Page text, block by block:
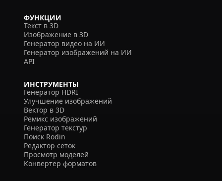
ФУНКЦИИ
Текст в 3D
Изображение в 3D
Генератор видео на ИИ
Генератор изображений на ИИ
API
ИНСТРУМЕНТЫ
Генератор HDRI
Улучшение изображений
Вектор в 3D
Ремикс изображений
Генератор текстур
Поиск Rodin
Редактор сеток
Просмотр моделей
Конвертер форматов